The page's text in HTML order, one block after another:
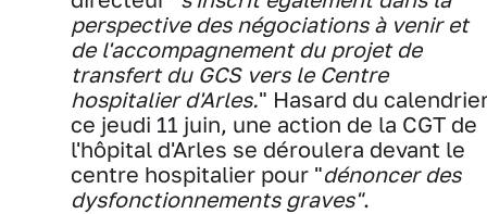
perspective des négociations à venir et
de l'accompagnement du projet de
transfert du GCS vers le Centre
hospitalier d'Arles." Hasard du
ce jeudi 11 juin, une action de la CGT de
l'hôpital d'Arles se déroulera devant le
centre hospitalier pour "dénoncer des
dysfonctionnements graves".